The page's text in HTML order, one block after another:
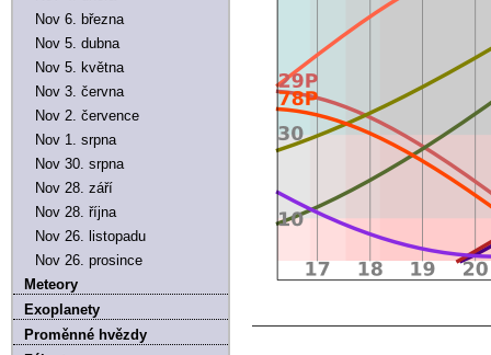
Nov 6. března
Nov 5. dubna
Nov 5. května
Nov 3. června
Nov 2. července
Nov 1. srpna
Nov 30. srpna
Nov 28. září
Nov 28. října
Nov 26. listopadu
Nov 26. prosince
Meteory
Exoplanety
Proměnné hvězdy